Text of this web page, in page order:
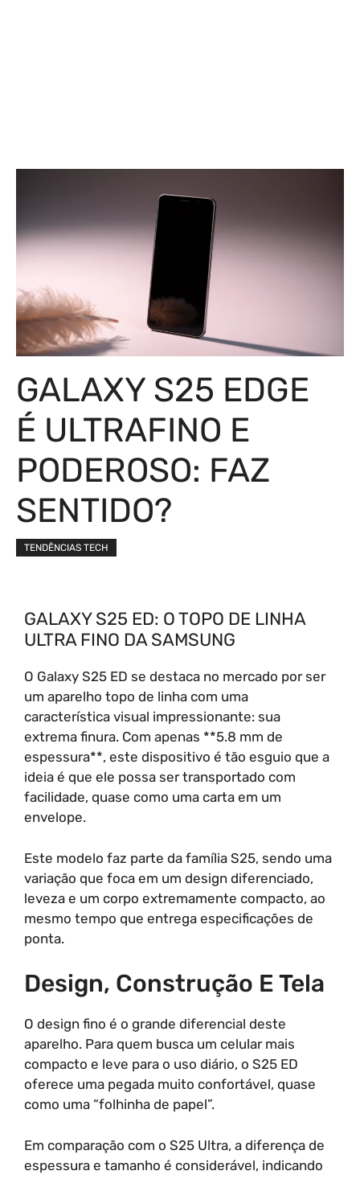
GALAXY S25 EDGE
É ULTRAFINO E
PODEROSO: FAZ
SENTIDO?
TENDÊNCIAS TECH
GALAXY S25 ED: O TOPO DE LINHA
ULTRA FINO DA SAMSUNG
O Galaxy S25 ED se destaca no mercado por ser
um aparelho topo de linha com uma
característica visual impressionante: sua
extrema finura. Com apenas **5.8 mm de
espessura**, este dispositivo é tão esguio que a
ideia é que ele possa ser transportado com
facilidade, quase como uma carta em um
envelope.
Este modelo faz parte da família S25, sendo uma
variação que foca em um design diferenciado,
leveza e um corpo extremamente compacto, ao
mesmo tempo que entrega especificações de
ponta.
Design, Construção E Tela
O design fino é o grande diferencial deste
aparelho. Para quem busca um celular mais
compacto e leve para o uso diário, o S25 ED
oferece uma pegada muito confortável, quase
como uma “folhinha de papel”.
Em comparação com o S25 Ultra, a diferença de
espessura e tamanho é considerável, indicando